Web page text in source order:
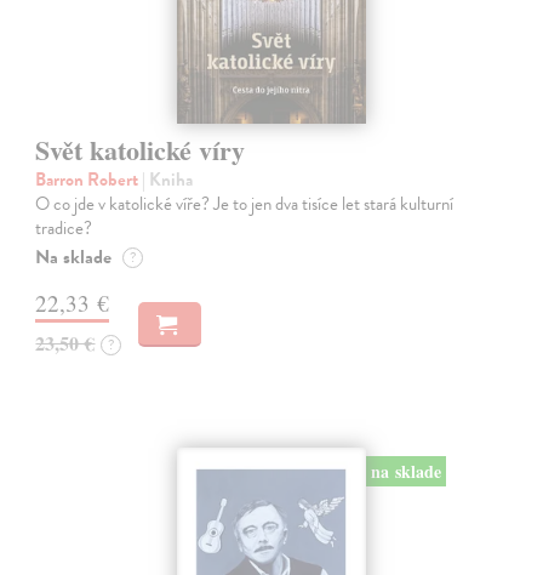
Svět katolické víry
Barron Robert| Kniha
O co jde v katolické víře? Je to jen dva tisíce let stará kulturní
tradice?
Na sklade ?
22,33 €
23,50 € ?
na sklade